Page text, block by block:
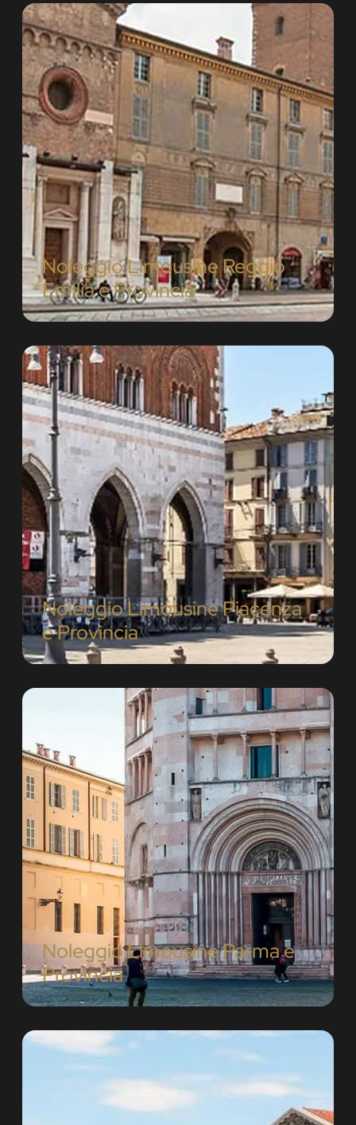
Noleggio Limousine Reggio
Emilia e Provincia
Noleggio Limousine Piacenza
e Provincia
Noleggio Limousine Parma e
Provincia